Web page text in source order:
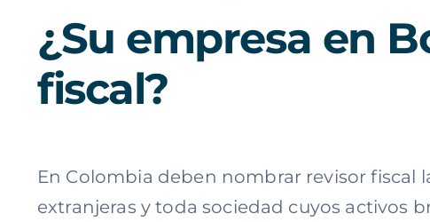
¿Su empresa en
fiscal?
En Colombia deben nombrar revisor fiscal
extranjeras y toda sociedad cuyos activos